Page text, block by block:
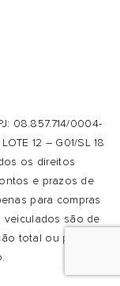
08.857.714/0004-
12 – G01/SL 18
os direitos
e prazos de
para compras
veiculados são de
total ou parcial